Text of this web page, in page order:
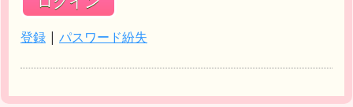
登録 | パスワード紛失